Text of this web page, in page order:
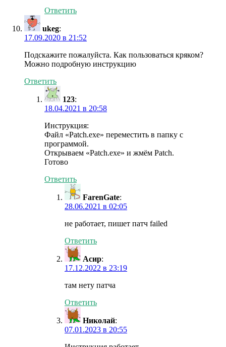
Ответить
ukeg:
17.09.2020 в 21:52
Подскажите пожалуйста. Как пользоваться кряком?
Можно подробную инструкцию
Ответить
123:
18.04.2021 в 20:58
Инструкция:
Файл «Patch.exe» переместить в папку с
программой.
Открываем «Patch.exe» и жмём Patch.
Готово
Ответить
FarenGate:
28.06.2021 в 02:05
не работает, пишет патч failed
Ответить
Асир:
17.12.2022 в 23:19
там нету патча
Ответить
Николай:
07.01.2023 в 20:55